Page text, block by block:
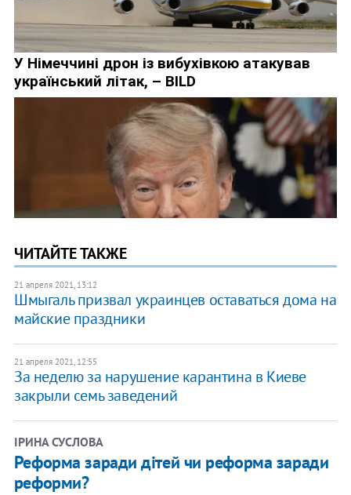
ЧИТАЙТЕ ТАКЖЕ
21 апреля 2021, 13:12
Шмыгаль призвал украинцев оставаться дома на
майские праздники
21 апреля 2021, 12:55
За неделю за нарушение карантина в Киеве
закрыли семь заведений
ІРИНА СУСЛОВА
Реформа заради дітей чи реформа заради
реформи?